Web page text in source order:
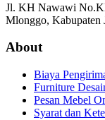
Jl. KH Nawawi
Mlonggo, Kabupaten
About
Biaya
Furniture
Pesan Mebel
Syarat dan